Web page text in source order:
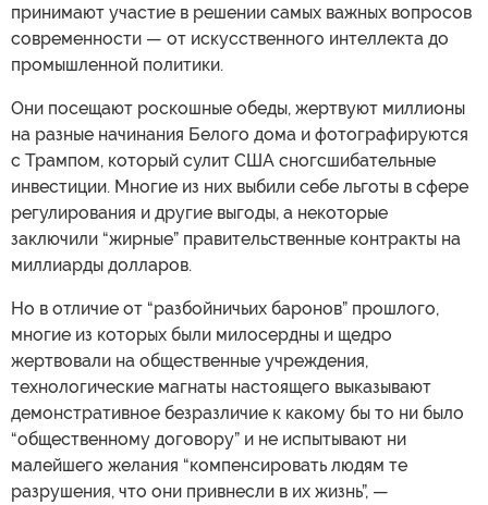
принимают участие в решении самых важных вопросов
современности — от искусственного интеллекта до
промышленной политики.
Они посещают роскошные обеды, жертвуют миллионы
на разные начинания Белого дома и фотографируются
с Трампом, который сулит США сногсшибательные
инвестиции. Многие из них выбили себе льготы в сфере
регулирования и другие выгоды, а некоторые
заключили “жирные” правительственные контракты на
миллиарды долларов.
Но в отличие от “разбойничьих баронов” прошлого,
многие из которых были милосердны и щедро
жертвовали на общественные учреждения,
технологические магнаты настоящего выказывают
демонстративное безразличие к какому бы то ни было
“общественному договору” и не испытывают ни
малейшего желания “компенсировать людям те
разрушения, что они привнесли в их жизнь”, —